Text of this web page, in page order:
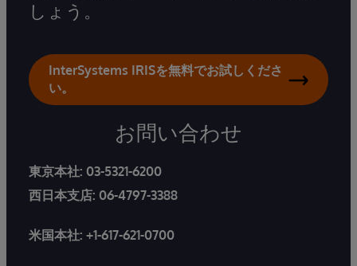
しょう。
InterSystems IRISを無料でお試しくださ
い。
お問い合わせ
東京本社: 03-5321-6200
西日本支店: 06-4797-3388
米国本社: +1-617-621-0700